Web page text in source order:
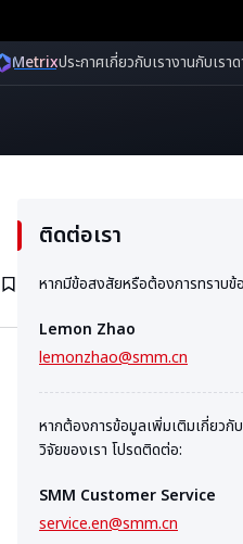
Metrixประกาศเกี่ยวกับเรางานกับเรา
ติดต่อเรา
หากมีข้อสงสัยหรือต้องการทราบ
Lemon Zhao
lemonzhao@smm.cn
หากต้องการข้อมูลเพิ่มเติมเกี่ยวกั
วิจัยของเรา โปรดติดต่อ:
SMM Customer Service
service.en@smm.cn